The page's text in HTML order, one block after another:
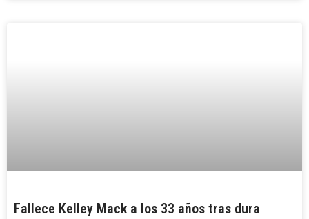
Fallece Kelley Mack a los 33 años tras dura